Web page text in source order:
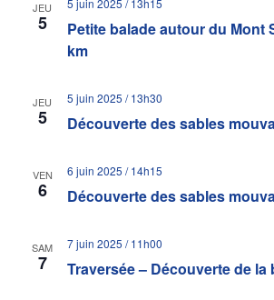
JEU
5
Petite balade autour du Mont
km
5 juin 2025 / 13h15
JEU
5 Découverte des sables
5 juin 2025 / 13h30
VEN
6 Découverte des sables
6 juin 2025 / 14h15
SAM
7 Traversée – Découverte de la
7 juin 2025 / 11h00